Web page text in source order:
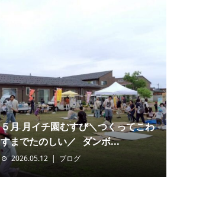
５月 月イチ園むすび＼つくってこわ
すまでたのしい／ ダンボ...
2026.05.12 ブログ